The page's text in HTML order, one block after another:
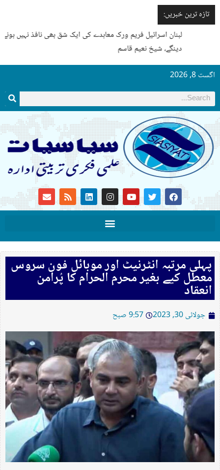
تازہ ترین خبریں:
لبنان اسرائیل فریم ورک معاہدے کی ایک شق بھی نافذ نہیں ہونے
دینگے، شیخ نعیم قاسم
اگست 8, 2026
پہلی مرتبہ انٹرنیٹ اور موبائل فون سروس
معطل کیے بغیر محرم الحرام کا پُرامن
انعقاد
جولائی 30, 2023 9:57 صبح